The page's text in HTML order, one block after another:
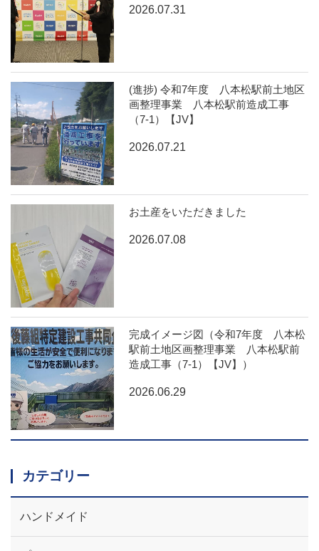
2026.07.31
(進捗) 令和7年度 八本松駅前土地区
画整理事業 八本松駅前造成工事
（7-1）【JV】
2026.07.21
お土産をいただきました
2026.07.08
完成イメージ図（令和7年度 八本松
駅前土地区画整理事業 八本松駅前
造成工事（7-1）【JV】）
2026.06.29
カテゴリー
ハンドメイド